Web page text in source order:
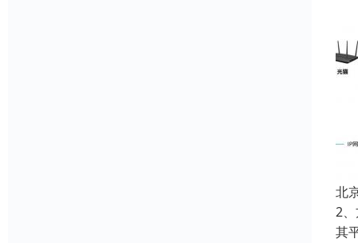
北
2
其